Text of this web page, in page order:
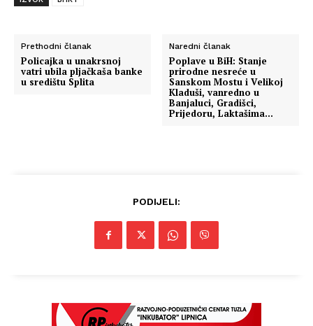
Prethodni članak
Policajka u unakrsnoj
vatri ubila pljačkaša banke
u središtu Splita
Naredni članak
Poplave u BiH: Stanje
prirodne nesreće u
Sanskom Mostu i Velikoj
Kladuši, vanredno u
Banjaluci, Gradišci,
Prijedoru, Laktašima…
PODIJELI: